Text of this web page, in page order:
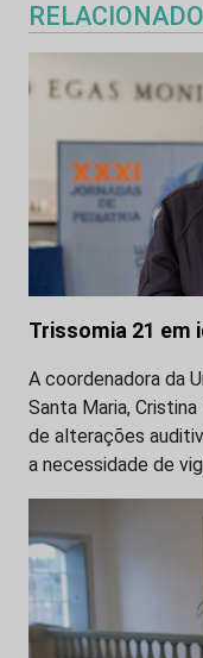
Trissomia 21 em
A coordenadora da
Santa Maria,
de alterações
a necessidade de